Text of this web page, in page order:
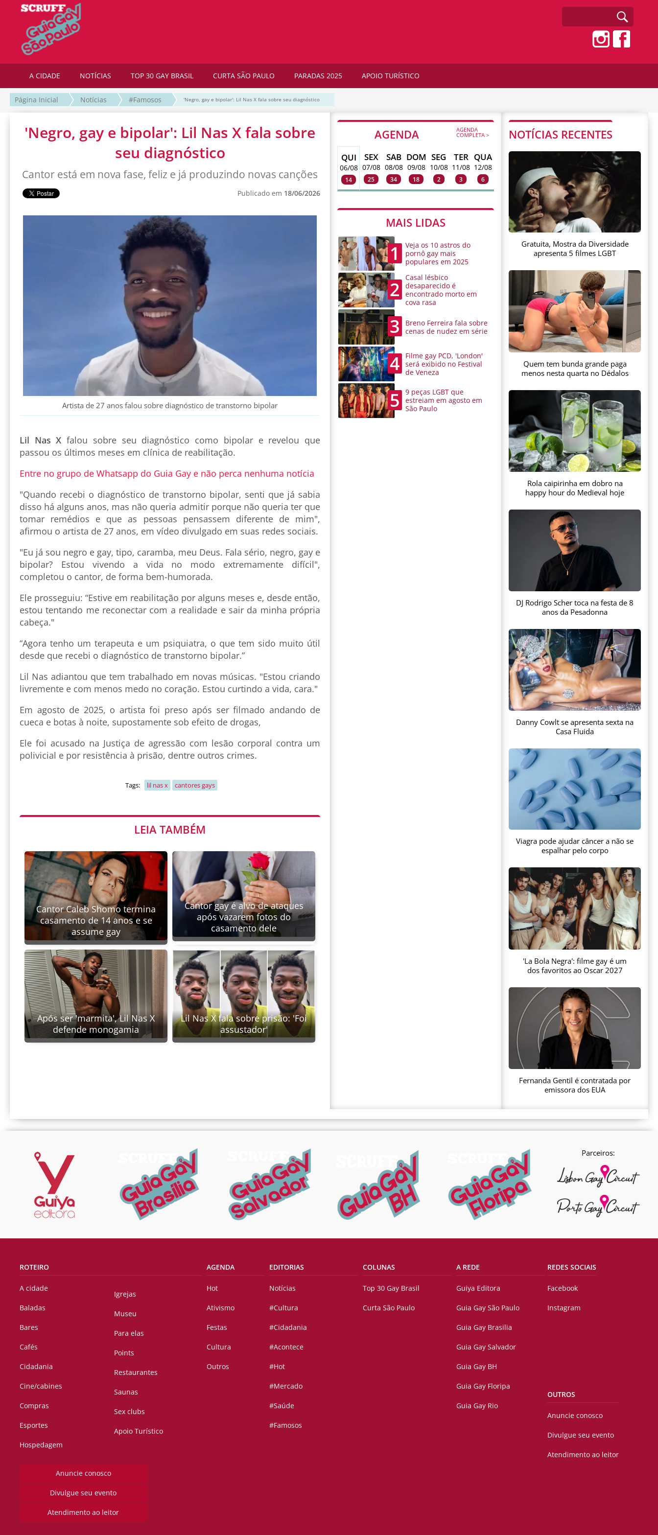
A CIDADE NOTÍCIAS TOP 30 GAY BRASIL CURTA SÃO PAULO PARADAS 2025 APOIO TURÍSTICO
Página Inicial Notícias #Famosos 'Negro, gay e bipolar': Lil Nas X fala sobre seu diagnóstico
'Negro, gay e bipolar': Lil Nas X fala sobre
seu diagnóstico
Cantor está em nova fase, feliz e já produzindo novas canções
Publicado em 18/06/2026
Artista de 27 anos falou sobre diagnóstico de transtorno bipolar
Lil Nas X falou sobre seu diagnóstico como bipolar e revelou que
passou os últimos meses em clínica de reabilitação.
Entre no grupo de Whatsapp do Guia Gay e não perca nenhuma notícia
"Quando recebi o diagnóstico de transtorno bipolar, senti que já sabia
disso há alguns anos, mas não queria admitir porque não queria ter que
tomar remédios e que as pessoas pensassem diferente de mim",
afirmou o artista de 27 anos, em vídeo divulgado em suas redes sociais.
"Eu já sou negro e gay, tipo, caramba, meu Deus. Fala sério, negro, gay e
bipolar? Estou vivendo a vida no modo extremamente difícil",
completou o cantor, de forma bem-humorada.
Ele prosseguiu: “Estive em reabilitação por alguns meses e, desde então,
estou tentando me reconectar com a realidade e sair da minha própria
cabeça."
“Agora tenho um terapeuta e um psiquiatra, o que tem sido muito útil
desde que recebi o diagnóstico de transtorno bipolar.”
Lil Nas adiantou que tem trabalhado em novas músicas. "Estou criando
livremente e com menos medo no coração. Estou curtindo a vida, cara."
Em agosto de 2025, o artista foi preso após ser filmado andando de
cueca e botas à noite, supostamente sob efeito de drogas,
Ele foi acusado na Justiça de agressão com lesão corporal contra um
polivicial e por resistência à prisão, dentre outros crimes.
Tags: lil nas x cantores gays
LEIA TAMBÉM
Cantor Caleb Shomo termina
casamento de 14 anos e se
assume gay
Cantor gay é alvo de ataques
após vazarem fotos do
casamento dele
Após ser 'marmita', Lil Nas X
defende monogamia
Lil Nas X fala sobre prisão: 'Foi
assustador'
AGENDA AGENDA
COMPLETA >
QUI
06/08
14
SEX
07/08
25
SAB
08/08
34
DOM
09/08
18
SEG
10/08
2
TER
11/08
3
QUA
12/08
6
MAIS LIDAS
1
Veja os 10 astros do
pornô gay mais
populares em 2025
2
Casal lésbico
desaparecido é
encontrado morto em
cova rasa
3
Breno Ferreira fala sobre
cenas de nudez em série
4
Filme gay PCD, 'London'
será exibido no Festival
de Veneza
5
9 peças LGBT que
estreiam em agosto em
São Paulo
NOTÍCIAS RECENTES
Gratuita, Mostra da Diversidade
apresenta 5 filmes LGBT
Quem tem bunda grande paga
menos nesta quarta no Dédalos
Rola caipirinha em dobro na
happy hour do Medieval hoje
DJ Rodrigo Scher toca na festa de 8
anos da Pesadonna
Danny Cowlt se apresenta sexta na
Casa Fluida
Viagra pode ajudar câncer a não se
espalhar pelo corpo
'La Bola Negra': filme gay é um
dos favoritos ao Oscar 2027
Fernanda Gentil é contratada por
emissora dos EUA
Parceiros:
ROTEIRO
A cidade
Baladas
Bares
Cafés
Cidadania
Cine/cabines
Compras
Esportes
Hospedagem
Igrejas
Museu
Para elas
Points
Restaurantes
Saunas
Sex clubs
Apoio Turístico
Anuncie conosco
Divulgue seu evento
Atendimento ao leitor
AGENDA
Hot
Ativismo
Festas
Cultura
Outros
EDITORIAS
Notícias
#Cultura
#Cidadania
#Acontece
#Hot
#Mercado
#Saúde
#Famosos
COLUNAS
Top 30 Gay Brasil
Curta São Paulo
A REDE
Guiya Editora
Guia Gay São Paulo
Guia Gay Brasilia
Guia Gay Salvador
Guia Gay BH
Guia Gay Floripa
Guia Gay Rio
REDES SOCIAIS
Facebook
Instagram
OUTROS
Anuncie conosco
Divulgue seu evento
Atendimento ao leitor